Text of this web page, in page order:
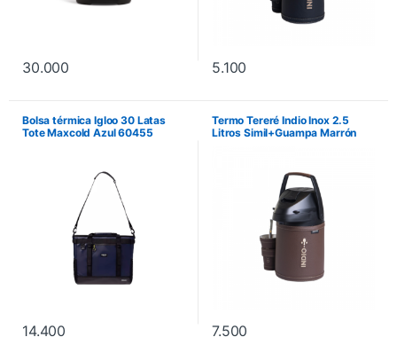
30.000 5.100
Bolsa térmica Igloo 30 Latas
Tote Maxcold Azul 60455
14.400
Termo Tereré Indio Inox 2.5
Litros Simil+Guampa Marrón
7.500